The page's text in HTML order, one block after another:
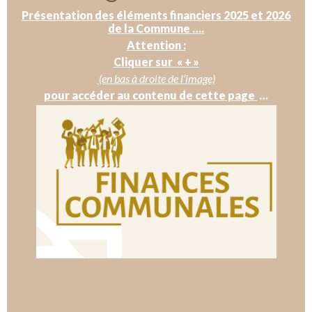
Présentation des éléments financiers 2025 et 2026
de la Commune ….
Attention :
Cliquer sur « + »
(en bas à droite de l’image)
pour accéder au contenu de cette page …